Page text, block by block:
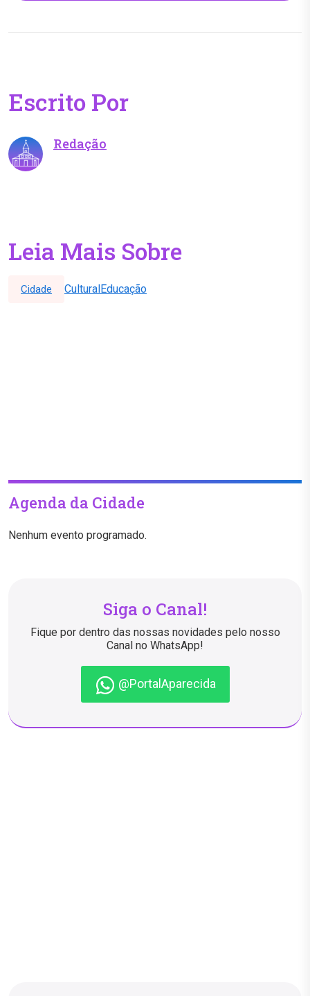
Escrito Por
Redação
Leia Mais Sobre
Cidade Cultural Educação
Agenda da Cidade
Nenhum evento programado.
Siga o Canal!
Fique por dentro das nossas novidades pelo nosso
Canal no WhatsApp!
@PortalAparecida